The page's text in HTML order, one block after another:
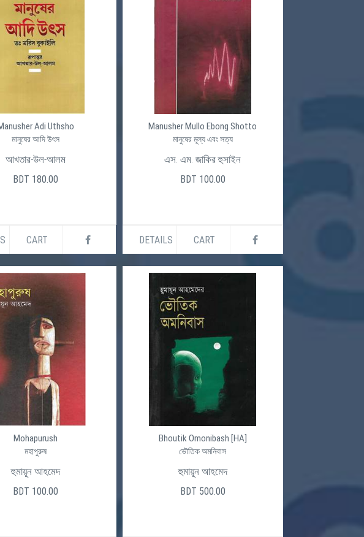
Adi Uthsho
মানুষের আদি উৎস
আখতার-উল-আলম
BDT 180.00
CART
Manusher Mullo Ebong Shotto
মানুষের মূল্য এবং সত্য
এস. এম. জাকির হুসাইন
BDT 100.00
DETAILS CART
Mohapurush
মহাপুরুষ
হুমায়ূন আহমেদ
BDT 100.00
Bhoutik Omonibash [HA]
ভৌতিক অমনিবাস
হুমায়ূন আহমেদ
BDT 500.00